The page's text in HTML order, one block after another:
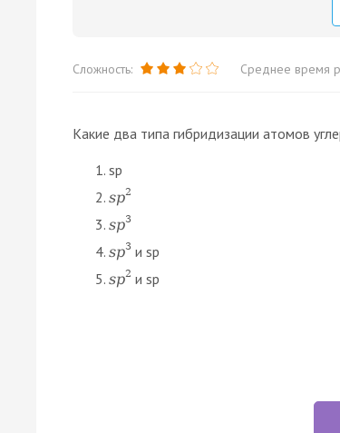
Сложность: Среднее время
Какие два типа гибридизации атомов
sp
sp2
sp3
sp3 и sp
sp2 и sp